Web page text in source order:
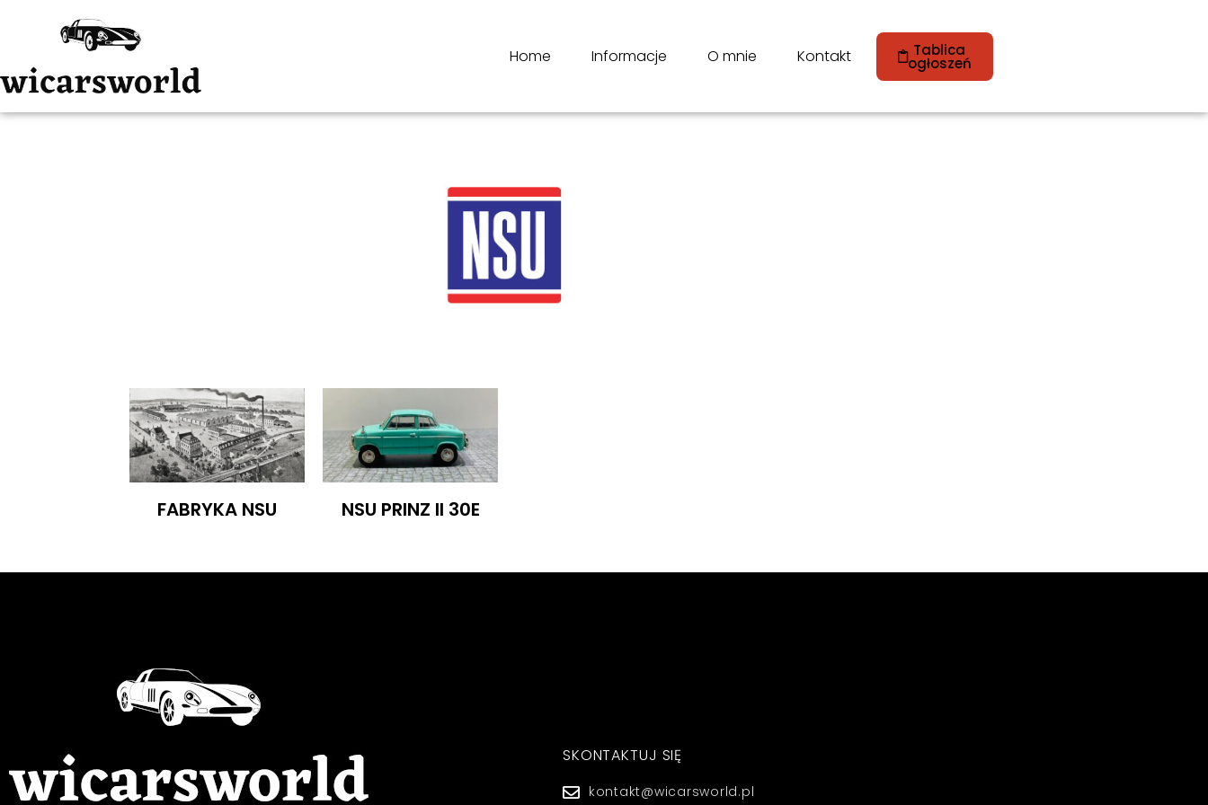
Home Informacje O mnie Kontakt Tablica
ogłoszeń
FABRYKA NSU NSU PRINZ II 30E
SKONTAKTUJ SIĘ
kontakt@wicarsworld.pl